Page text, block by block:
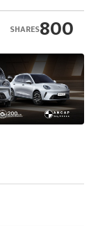
800
SHARES